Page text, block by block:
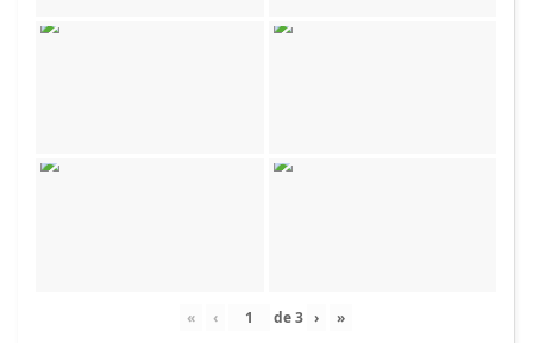
« ‹ de3 › »